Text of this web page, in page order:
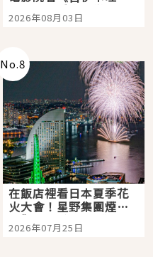
嗎？日本重金屬樂團
「打首」會長與nagano
2026年08月03日
No.8
在飯店裡看日本夏季花
火大會！星野集團煙火
景觀飯店6選，讓你不用
人擠人悠閒欣賞
2026年07月25日